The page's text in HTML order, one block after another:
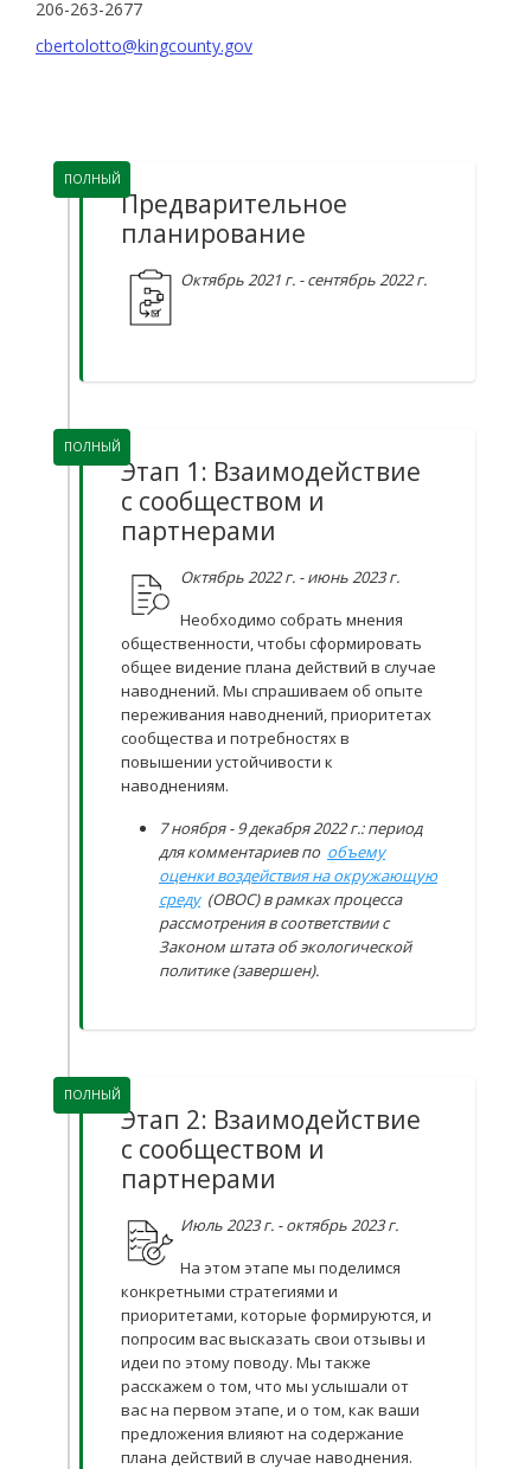
206-263-2677
cbertolotto@kingcounty.gov
Сроки реализации проекта
ПОЛНЫЙ
Предварительное
планирование
Октябрь 2021 г. - сентябрь 2022 г.
ПОЛНЫЙ
Этап 1: Взаимодействие
с сообществом и
партнерами
Октябрь 2022 г. - июнь 2023 г.
Необходимо собрать мнения
общественности, чтобы сформировать
общее видение плана действий в случае
наводнений. Мы спрашиваем об опыте
переживания наводнений, приоритетах
сообщества и потребностях в
повышении устойчивости к
наводнениям.
7 ноября - 9 декабря 2022 г.: период
для комментариев по объему
оценки воздействия на окружающую
среду(ОВОС) в рамках процесса
рассмотрения в соответствии с
Законом штата об экологической
политике (завершен).
ПОЛНЫЙ
Этап 2: Взаимодействие
с сообществом и
партнерами
Июль 2023 г. - октябрь 2023 г.
На этом этапе мы поделимся
конкретными стратегиями и
приоритетами, которые формируются, и
попросим вас высказать свои отзывы и
идеи по этому поводу. Мы также
расскажем о том, что мы услышали от
вас на первом этапе, и о том, как ваши
предложения влияют на содержание
плана действий в случае наводнения.